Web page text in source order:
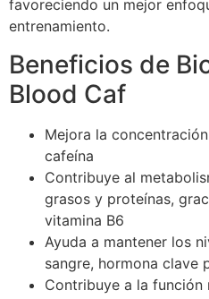
favoreciendo un mejor
entrenamiento.
Beneficios de
Blood Caf
Mejora la
cafeína
Contribuye al
grasos y proteínas,
vitamina B6
Ayuda a mantener los
sangre, hormona clave
Contribuye a la función